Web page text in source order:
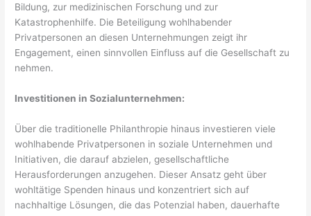
Bildung, zur medizinischen Forschung und zur
Katastrophenhilfe. Die Beteiligung wohlhabender
Privatpersonen an diesen Unternehmungen zeigt ihr
Engagement, einen sinnvollen Einfluss auf die Gesellschaft zu
nehmen.
Investitionen in Sozialunternehmen:
Über die traditionelle Philanthropie hinaus investieren viele
wohlhabende Privatpersonen in soziale Unternehmen und
Initiativen, die darauf abzielen, gesellschaftliche
Herausforderungen anzugehen. Dieser Ansatz geht über
wohltätige Spenden hinaus und konzentriert sich auf
nachhaltige Lösungen, die das Potenzial haben, dauerhafte